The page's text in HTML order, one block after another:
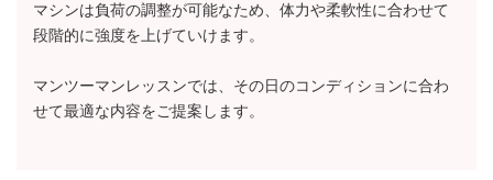
マシンは負荷の調整が可能なため、体力や柔軟性に合わせて
段階的に強度を上げていけます。
マンツーマンレッスンでは、その日のコンディションに合わ
せて最適な内容をご提案します。